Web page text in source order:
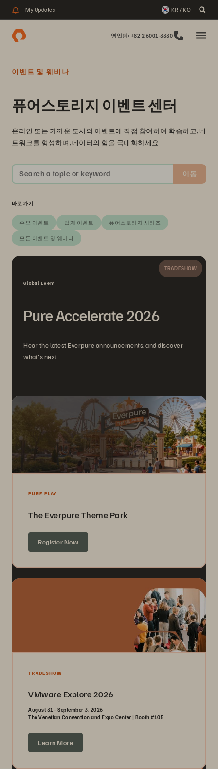
My Updates KR / KO
영업팀: +82 2 6001-3330
이벤트 및 웨비나
퓨어스토리지 이벤트 센터
온라인 또는 가까운 도시의 이벤트에 직접 참여하여 학습하고, 네
트워크를 형성하며, 데이터의 힘을 극대화하세요.
Search a topic or keyword 이동
바로가기
주요 이벤트 업계 이벤트 퓨어스토리지 시리즈
모든 이벤트 및 웨비나
TRADESHOW
Global Event
Pure Accelerate 2026
Hear the latest Everpure announcements, and discover
what's next.
PURE PLAY
The Everpure Theme Park
Register Now
TRADESHOW
VMware Explore 2026
August 31 - September 3, 2026
The Venetian Convention and Expo Center | Booth #105
Learn More